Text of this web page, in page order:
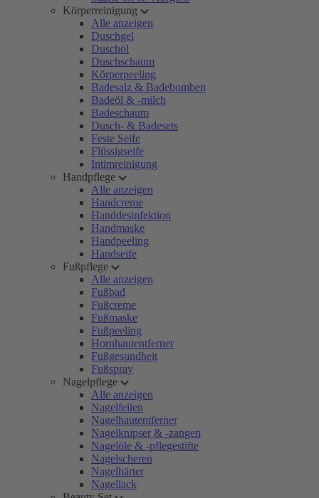
Körperreinigung
Alle anzeigen
Duschgel
Duschöl
Duschschaum
Körperpeeling
Badesalz & Badebomben
Badeöl & -milch
Badeschaum
Dusch- & Badesets
Feste Seife
Flüssigseife
Intimreinigung
Handpflege
Alle anzeigen
Handcreme
Handdesinfektion
Handmaske
Handpeeling
Handseife
Fußpflege
Alle anzeigen
Fußbad
Fußcreme
Fußmaske
Fußpeeling
Hornhautentferner
Fußgesundheit
Fußspray
Nagelpflege
Alle anzeigen
Nagelfeilen
Nagelhautentferner
Nagelknipser & -zangen
Nagelöle & -pflegestifte
Nagelscheren
Nagelhärter
Nagellack